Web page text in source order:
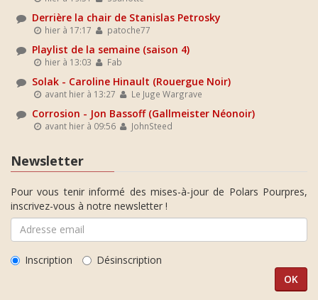
Derrière la chair de Stanislas Petrosky
hier à 17:17 patoche77
Playlist de la semaine (saison 4)
hier à 13:03 Fab
Solak - Caroline Hinault (Rouergue Noir)
avant hier à 13:27 Le Juge Wargrave
Corrosion - Jon Bassoff (Gallmeister Néonoir)
avant hier à 09:56 JohnSteed
Newsletter
Pour vous tenir informé des mises-à-jour de Polars Pourpres,
inscrivez-vous à notre newsletter !
Inscription Désinscription